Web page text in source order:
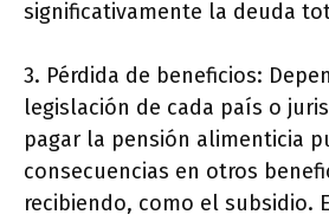
significativamente la deuda
3. Pérdida de beneficios:
legislación de cada país o
pagar la pensión alimenticia
consecuencias en otros
recibiendo, como el subsidio.